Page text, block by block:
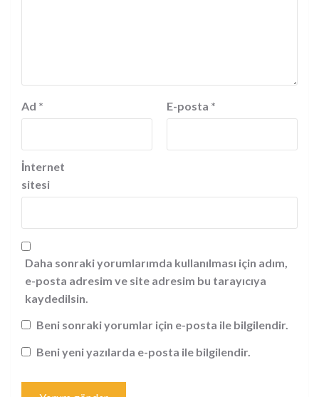
Ad * E-posta *
İnternet
sitesi
Daha sonraki yorumlarımda kullanılması için adım,
e-posta adresim ve site adresim bu tarayıcıya
kaydedilsin.
Beni sonraki yorumlar için e-posta ile bilgilendir.
Beni yeni yazılarda e-posta ile bilgilendir.